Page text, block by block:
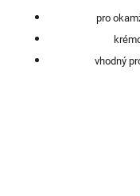
pro
vhodný